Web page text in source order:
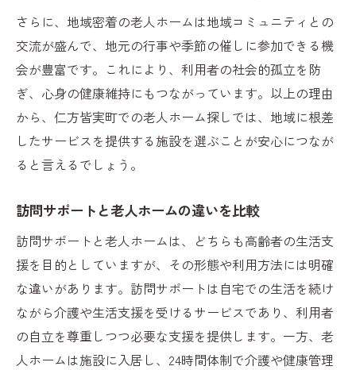
障害者支援施設と連携した在宅ケアの工夫
特別養護老人ホームの特徴を徹底解説
特別養護老人ホームが支持される理由
三篠会などが運営する施設の強みと特色
老人ホームでの医療・看護体制を確認しよ
う
特別養護老人ホーム利用までの流れと注意
点
地域密着型の介護サービスを比較
老人ホームと訪問サポートの違いを整理
特別養護老人ホームと地域支援施設の比較
三篠会など地域法人のサービス内容に注目
さらに、地域密着の老人ホームは地域コミュニティとの
交流が盛んで、地元の行事や季節の催しに参加できる機
会が豊富です。これにより、利用者の社会的孤立を防
ぎ、心身の健康維持にもつながっています。以上の理由
から、仁方皆実町での老人ホーム探しでは、地域に根差
したサービスを提供する施設を選ぶことが安心につなが
ると言えるでしょう。
訪問サポートと老人ホームの違いを比較
訪問サポートと老人ホームは、どちらも高齢者の生活支
援を目的としていますが、その形態や利用方法には明確
な違いがあります。訪問サポートは自宅での生活を続け
ながら介護や生活支援を受けるサービスであり、利用者
の自立を尊重しつつ必要な支援を提供します。一方、老
人ホームは施設に入居し、24時間体制で介護や健康管理